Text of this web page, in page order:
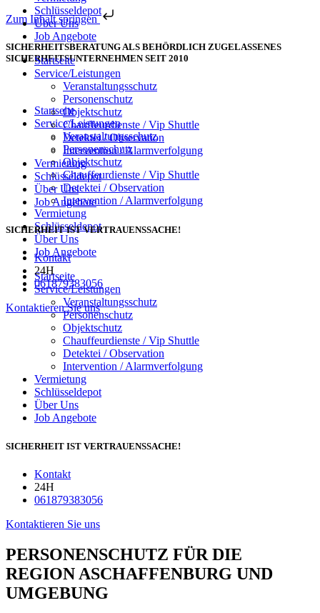
Zum Inhalt springen
SICHERHEITSBERATUNG ALS BEHÖRDLICH ZUGELASSENES
SICHERHEITSUNTERNEHMEN SEIT 2010
Startseite
Service/Leistungen
Veranstaltungsschutz
Personenschutz
Objektschutz
Chauffeurdienste / Vip Shuttle
Detektei / Observation
Intervention / Alarmverfolgung
Vermietung
Schlüsseldepot
Über Uns
Job Angebote
Startseite
Service/Leistungen
Veranstaltungsschutz
Personenschutz
Objektschutz
Chauffeurdienste / Vip Shuttle
Detektei / Observation
Intervention / Alarmverfolgung
Vermietung
Schlüsseldepot
Über Uns
Job Angebote
SICHERHEIT IST VERTRAUENSSACHE!
Kontakt
24H
061879383056
Kontaktieren Sie uns
Schlüsseldepot
Über Uns
Job Angebote
Startseite
Service/Leistungen
Veranstaltungsschutz
Personenschutz
Objektschutz
Chauffeurdienste / Vip Shuttle
Detektei / Observation
Intervention / Alarmverfolgung
Vermietung
Schlüsseldepot
Über Uns
Job Angebote
SICHERHEIT IST VERTRAUENSSACHE!
Kontakt
24H
061879383056
Kontaktieren Sie uns
PERSONENSCHUTZ FÜR DIE
REGION ASCHAFFENBURG UND
UMGEBUNG